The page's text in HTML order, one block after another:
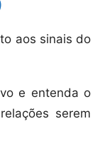
aos sinais do
e entenda o
serem